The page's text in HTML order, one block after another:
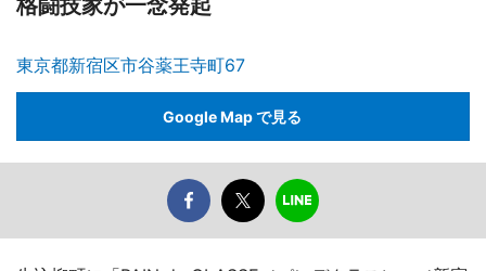
格闘技家が一念発起
東京都新宿区市谷薬王寺町67
Google Map で見る